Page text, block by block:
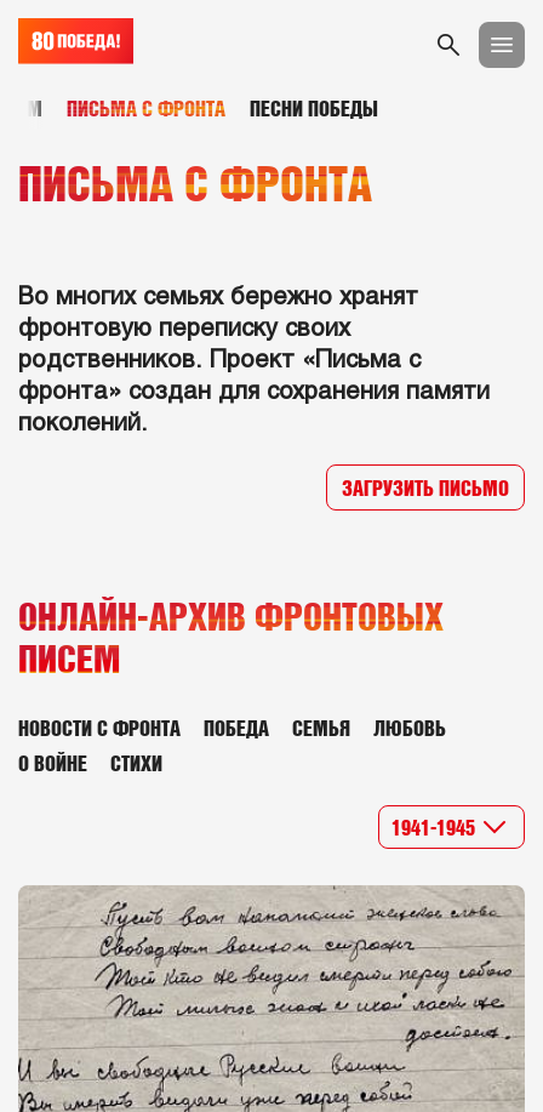
ПИСЬМА С ФРОНТА ПЕСНИ ПОБЕДЫ
ПИСЬМА С ФРОНТА
Во многих семьях бережно хранят
фронтовую переписку своих
родственников. Проект «Письма с
фронта» создан для сохранения памяти
поколений.
ЗАГРУЗИТЬ ПИСЬМО
ОНЛАЙН-АРХИВ ФРОНТОВЫХ
ПИСЕМ
НОВОСТИ С ФРОНТА ПОБЕДА СЕМЬЯ
ЛЮБОВЬ
О ВОЙНЕ
СТИХИ
1941-1945